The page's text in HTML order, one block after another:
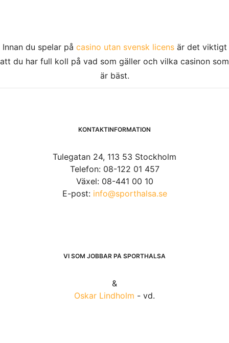
Innan du spelar på casino utan svensk licensär det viktigt
att du har full koll på vad som gäller och vilka casinon som
är bäst.
KONTAKTINFORMATION
Tulegatan 24, 113 53 Stockholm
Telefon: 08-122 01 457
Växel: 08-441 00 10
E-post: info@sporthalsa.se
VI SOM JOBBAR PÅ SPORTHÄLSA
&
Oskar Lindholm - vd.